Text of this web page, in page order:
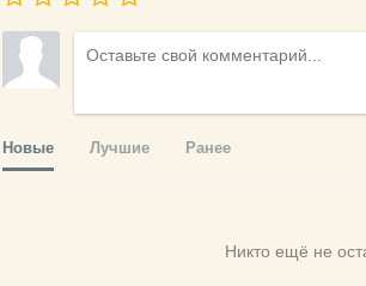
Новые Лучшие Ранее
Никто ещё не